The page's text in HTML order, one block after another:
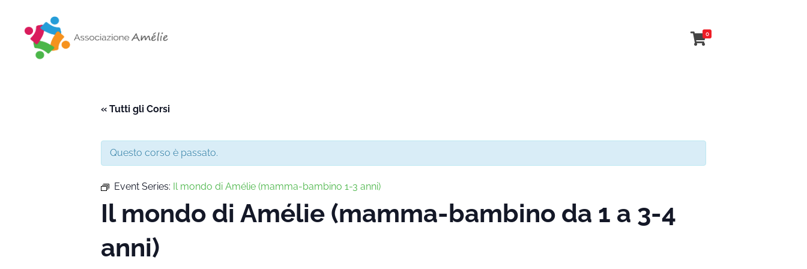
0
« Tutti gli Corsi
Questo corso è passato.
Event Series: Il mondo di Amélie (mamma-bambino 1-3 anni)
Il mondo di Amélie (mamma-bambino da 1 a 3-4
anni)